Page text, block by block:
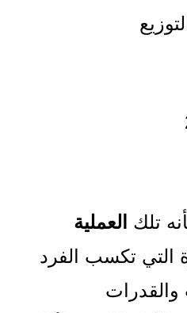
تلك العملية
التي تكسب الفرد
والقدرات